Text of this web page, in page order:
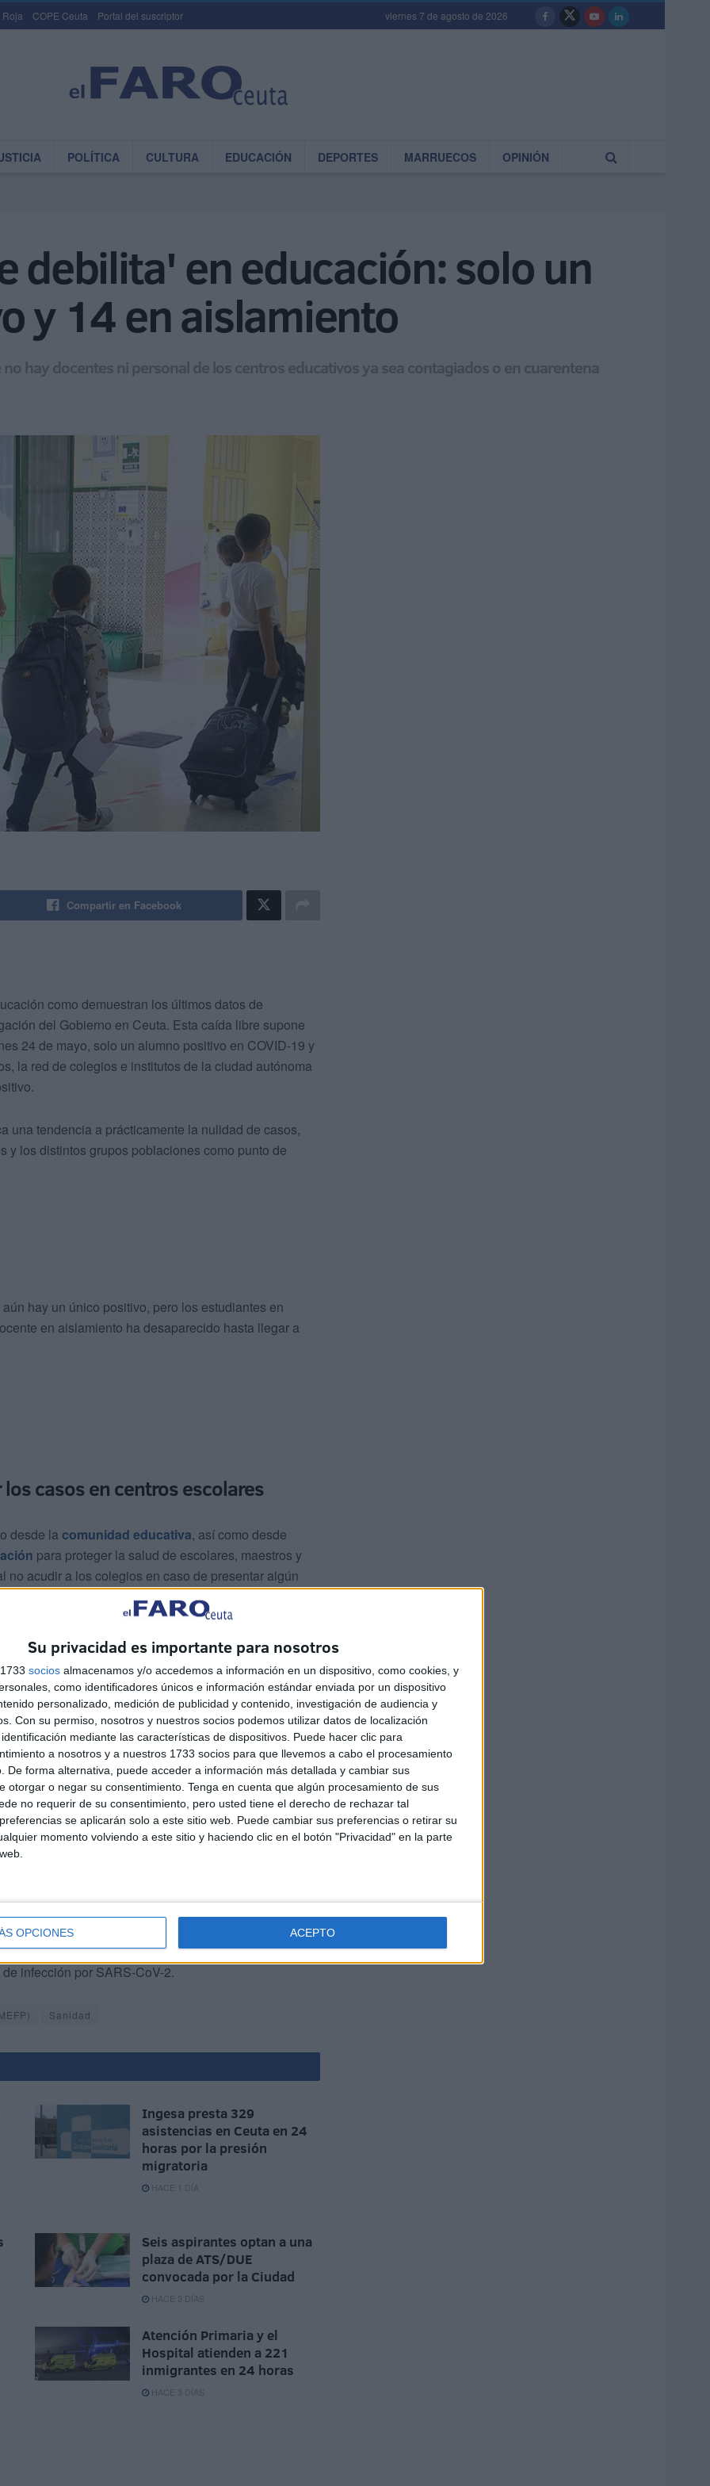
Su privacidad es importante para nosotros
socios almacenamos y/o accedemos a información en un dispositivo, como cookies, y
como identificadores únicos e información estándar enviada por un dispositivo
personalizado, medición de publicidad y contenido, investigación de audiencia y
Con su permiso, nosotros y nuestros socios podemos utilizar datos de localización
mediante las características de dispositivos. Puede hacer clic para
a nosotros y a nuestros 1733 socios para que llevemos a cabo el procesamiento
De forma alternativa, puede acceder a información más detallada y cambiar sus
otorgar o negar su consentimiento. Tenga en cuenta que algún procesamiento de sus
no requerir de su consentimiento, pero usted tiene el derecho de rechazar tal
se aplicarán solo a este sitio web. Puede cambiar sus preferencias o retirar su
momento volviendo a este sitio y haciendo clic en el botón "Privacidad" en la parte
OPCIONES ACEPTO
Roja COPE Ceuta Portal del suscriptor viernes 7 de agosto de 2026
POLÍTICA CULTURA EDUCACIÓN DEPORTES MARRUECOS OPINIÓN
debilita' en educación: solo un
y 14 en aislamiento
hay docentes ni personal de los centros educativos ya sea contagiados o en cuarentena
Compartir en Facebook
como demuestran los últimos datos de
del Gobierno en Ceuta. Esta caída libre supone
24 de mayo, solo un alumno positivo en COVID-19 y
la red de colegios e institutos de la ciudad autónoma
una tendencia a prácticamente la nulidad de casos,
y los distintos grupos poblaciones como punto de
hay un único positivo, pero los estudiantes en
en aislamiento ha desaparecido hasta llegar a
casos en centros escolares
desde la comunidad educativa, así como desde
para proteger la salud de escolares, maestros y
no acudir a los colegios en caso de presentar algún
insistir a las familias en la importancia que tiene
de sospechar que podrían haber contraído la
del virus.
o febrícula, tos y la sensación de falta de aire o
de garganta (odinofagia), la pérdida de olfato
diarreas, dolor torácico o cefaleas, pueden
infección por SARS-CoV-2.
Sanidad
Ingesa presta 329
asistencias en Ceuta en 24
horas por la presión
migratoria
HACE 1 DÍA
Seis aspirantes optan a una
plaza de ATS/DUE
convocada por la Ciudad
HACE 3 DÍAS
Atención Primaria y el
Hospital atienden a 221
inmigrantes en 24 horas
HACE 3 DÍAS